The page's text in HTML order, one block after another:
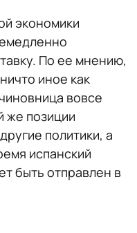
экономики
По ее мнению,
иное как
вовсе
же позиции
политики, а
испанский
быть отправлен в